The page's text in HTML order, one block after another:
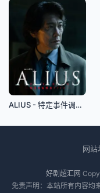
ALIUS - 特定事件调查档案
网站
好剧超汇网
免责声明：本站所有内容均